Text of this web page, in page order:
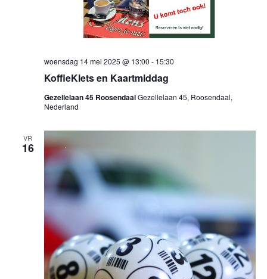
KoffieKlets en Kaartmiddag
woensdag 14 mei 2025 @ 13:00 - 15:30
Gezellelaan 45 RoosendaalGezellelaan 45, Roosendaal,
Nederland
VR
16